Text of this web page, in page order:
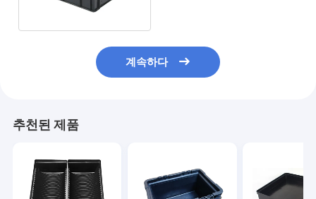
계속하다
추천된 제품